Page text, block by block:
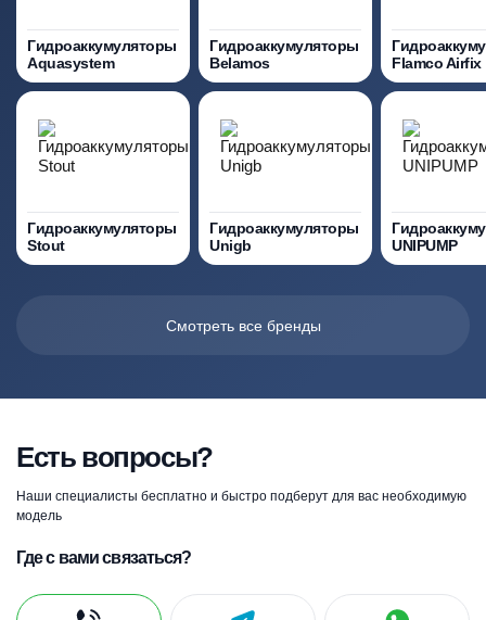
Гидроаккумуляторы
Aquasystem
Гидроаккумуляторы
Belamos
Flamco Airfix
Гидроаккумуляторы
Stout
Гидроаккумуляторы
Unigb
UNIPUMP
Смотреть все бренды
Есть вопросы?
Наши специалисты бесплатно и быстро подберут для вас необходимую
модель
Где с вами связаться?